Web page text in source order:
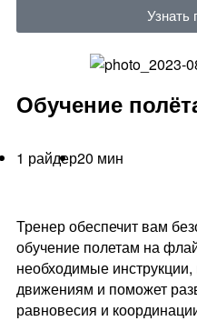
Узнать
Обучение
1 райдер20 мин
Тренер обеспечит вам
обучение полетам на
необходимые
движениям и поможет
равновесия и